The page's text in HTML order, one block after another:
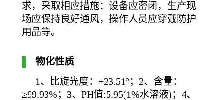
求，采取相应措施：设备应密闭，生产现
场应保持良好通风，操作人员应穿戴防护
用品等。
物化性质
1、比旋光度：+23.51°；2、含量：
≥99.93%；3、PH值:5.95(1%水溶液)；4、